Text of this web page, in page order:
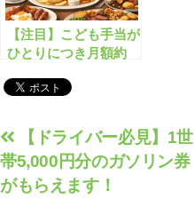
【注目】こども手当が
ひとりにつき月額約
ました！
投
稿
ナ
【ドライバー必見】1世
帯5,000円分のガソリン券
がもらえます！